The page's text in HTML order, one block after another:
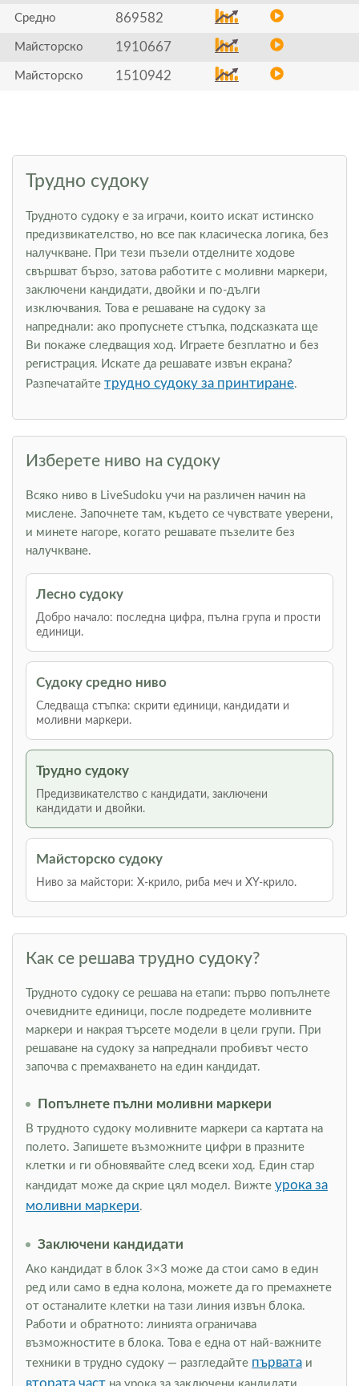
Средно 869582
Майсторско 1910667
Майсторско 1510942
Трудно судоку
Трудното судоку е за играчи, които искат истинско
предизвикателство, но все пак класическа логика, без
налучкване. При тези пъзели отделните ходове
свършват бързо, затова работите с моливни маркери,
заключени кандидати, двойки и по-дълги
изключвания. Това е решаване на судоку за
напреднали: ако пропуснете стъпка, подсказката ще
Ви покаже следващия ход. Играете безплатно и без
регистрация. Искате да решавате извън екрана?
Разпечатайте трудно судоку за принтиране.
Изберете ниво на судоку
Всяко ниво в LiveSudoku учи на различен начин на
мислене. Започнете там, където се чувствате уверени,
и минете нагоре, когато решавате пъзелите без
налучкване.
Лесно судоку
Добро начало: последна цифра, пълна група и прости
единици.
Судоку средно ниво
Следваща стъпка: скрити единици, кандидати и
моливни маркери.
Трудно судоку
Предизвикателство с кандидати, заключени
кандидати и двойки.
Майсторско судоку
Ниво за майстори: Х-крило, риба меч и XY-крило.
Как се решава трудно судоку?
Трудното судоку се решава на етапи: първо попълнете
очевидните единици, после подредете моливните
маркери и накрая търсете модели в цели групи. При
решаване на судоку за напреднали пробивът често
започва с премахването на един кандидат.
Попълнете пълни моливни маркери
В трудното судоку моливните маркери са картата на
полето. Запишете възможните цифри в празните
клетки и ги обновявайте след всеки ход. Един стар
кандидат може да скрие цял модел. Вижте урока за
моливни маркери.
Заключени кандидати
Ако кандидат в блок 3×3 може да стои само в един
ред или само в една колона, можете да го премахнете
от останалите клетки на тази линия извън блока.
Работи и обратното: линията ограничава
възможностите в блока. Това е една от най-важните
техники в трудно судоку — разгледайте първата и
втората част